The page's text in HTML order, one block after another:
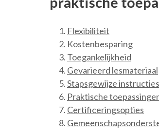
Flexibiliteit
Kostenbesparing
Toegankelijkheid
Gevarieerd lesmateriaal
Stapsgewijze instructies
Praktische
Certificeringsopties